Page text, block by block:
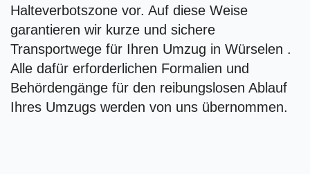
Halteverbotszone vor. Auf diese Weise
garantieren wir kurze und sichere
Transportwege für Ihren Umzug in Würselen .
Alle dafür erforderlichen Formalien und
Behördengänge für den reibungslosen Ablauf
Ihres Umzugs werden von uns übernommen.